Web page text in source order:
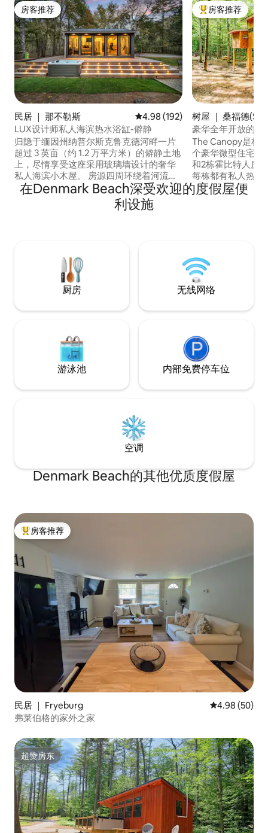
房客推荐
房客推荐
民居 ｜ 那不勒斯 平均评分 4.98 分（满分 5 分），
4.98 (192)
LUX设计师私人海滨热水浴缸-僻静
归隐于缅因州纳普尔斯克鲁克德河畔一片
超过 3 英亩（约 1.2 万平方米）的僻静土地
上，尽情享受这座采用玻璃墙设计的奢华
私人海滨小木屋。 房源四周环绕着河流，
提供完全的隐私，您拥有自己的沙滩，码
头可直接通往塞巴戈湖（Sebago
Lake），距离州立公园仅几分钟路程。 在
间。 配备空调，欢迎携带宠物前来。绝佳
的宁静度假胜地——来这里充电吧！
热门「房客推荐」
房客推荐
树屋 ｜ 桑福德
豪华全年开放的树
The Canopy是构
个豪华微型住宅之
和2栋霍比特人房
每栋都有私人热水
有五处住宅，请点
侧的照片，然后点
在Denmark Beach深受欢迎的度假屋便
利设施
厨房 无线网络
游泳池 内部免费停车位
空调
Denmark Beach的其他优质度假屋
热门「房客推荐」
房客推荐
民居 ｜ Fryeburg 平均评分 4.98
4.98 (50)
弗莱伯格的家外之家
超赞房东
超赞房东